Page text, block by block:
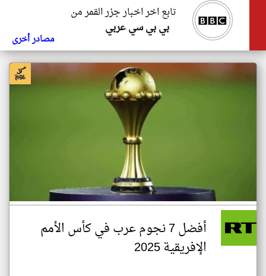
تابع اخر اخبار جزر القمر من
بي بي سي عربي
مصادر أخرى
أفضل 7 نجوم عرب في كأس الأمم
الإفريقية 2025